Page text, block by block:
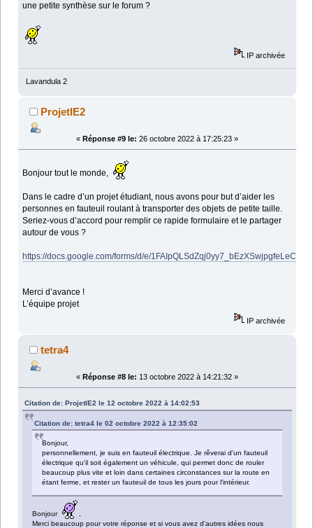
une petite synthèse sur le forum ?
IP archivée
Lavandula 2
ProjetIE2
« Réponse #9 le: 26 octobre 2022 à 17:25:23 »
Bonjour tout le monde,
Dans le cadre d’un projet étudiant, nous avons pour but d’aider les
personnes en fauteuil roulant à transporter des objets de petite taille.
Seriez-vous d’accord pour remplir ce rapide formulaire et le partager
autour de vous ?
https://docs.google.com/forms/d/e/
Merci d’avance !
L’équipe projet
IP archivée
tetra4
« Réponse #8 le: 13 octobre 2022 à 14:21:32 »
Citation de: ProjetIE2 le 12 octobre 2022 à 14:02:53
Citation de: tetra4 le 02 octobre 2022 à 12:35:02
Bonjour,
personnellement, je suis en fauteuil électrique. Je rêverai d'un fauteuil
électrique qu'il soit également un véhicule, qui permet donc de rouler
beaucoup plus vite et loin dans certaines circonstances sur la route en
étant ferme, et rester un fauteuil de tous les jours pour l'intérieur.
Bonjour
Merci beaucoup pour votre réponse et si vous avez d'autres idées nous